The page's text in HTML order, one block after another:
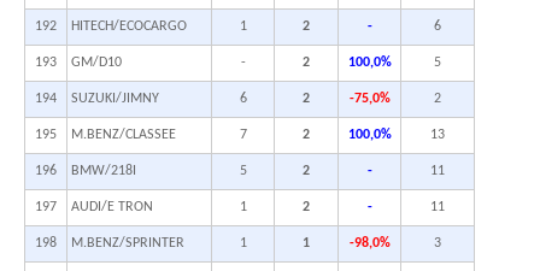
192 HITECH/ECOCARGO 1 2 - 6
193 GM/D10 - 2 100,0% 5
194 SUZUKI/JIMNY 6 2 -75,0% 2
195 M.BENZ/CLASSEE 7 2 100,0% 13
196 BMW/218I 5 2 - 11
197 AUDI/E TRON 1 2 - 11
198 M.BENZ/SPRINTER 1 1 -98,0% 3